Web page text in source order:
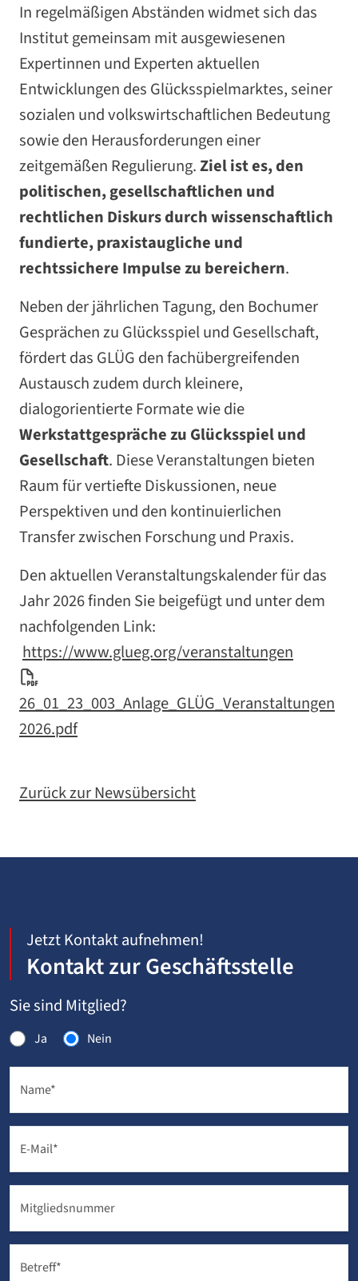
In regelmäßigen Abständen widmet sich das
Institut gemeinsam mit ausgewiesenen
Expertinnen und Experten aktuellen
Entwicklungen des Glücksspielmarktes, seiner
sozialen und volkswirtschaftlichen Bedeutung
sowie den Herausforderungen einer
zeitgemäßen Regulierung.Ziel ist es, den
politischen, gesellschaftlichen und
rechtlichen Diskurs durch wissenschaftlich
fundierte, praxistaugliche und
rechtssichere Impulse zu bereichern.
Neben der jährlichen Tagung, den Bochumer
Gesprächen zu Glücksspiel und Gesellschaft,
fördert das GLÜG den fachübergreifenden
Austausch zudem durch kleinere,
dialogorientierte Formate wie die
Werkstattgespräche zu Glücksspiel und
Gesellschaft. Diese Veranstaltungen bieten
Raum für vertiefte Diskussionen, neue
Perspektiven und den kontinuierlichen
Transfer zwischen Forschung und Praxis.
Den aktuellen Veranstaltungskalender für das
Jahr 2026 finden Sie beigefügt und unter dem
nachfolgenden Link:
https://www.glueg.org/veranstaltungen
26_01_23_003_Anlage_GLÜG_Veranstaltungen
2026.pdf
Zurück zur Newsübersicht
Jetzt Kontakt aufnehmen!
Kontakt zur Geschäftsstelle
Sie sind Mitglied?
Ja Nein
Name*
E-Mail*
Mitgliedsnummer
Betreff*